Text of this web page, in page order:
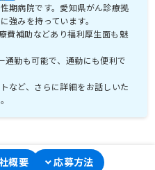
期病院です。愛知県がん診療拠
強みを持っています。
費補助などあり福利厚生面も魅
通勤も可能で、通勤にも便利で
など、さらに詳細をお話しいた
概要 応募方法